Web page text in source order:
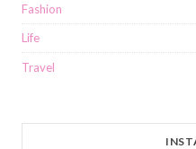
Fashion
Life
Travel